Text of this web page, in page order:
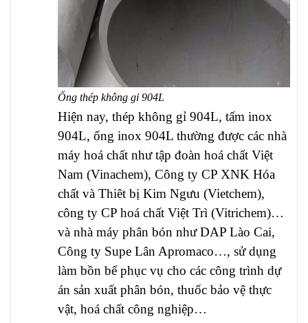
Ống thép không gỉ 904L
Hiện nay, thép không gỉ 904L, tấm inox
904L, ống inox 904L thường được các nhà
máy hoá chất như tập đoàn hoá chất Việt
Nam (Vinachem), Công ty CP XNK Hóa
chất và Thiêt bị Kim Ngưu (Vietchem),
công ty CP hoá chất Việt Trì (Vitrichem)…
và nhà máy phân bón như DAP Lào Cai,
Công ty Supe Lân Apromaco…, sử dụng
làm bồn bể phục vụ cho các công trình dự
án sản xuất phân bón, thuốc bảo vệ thực
vật, hoá chất công nghiệp…